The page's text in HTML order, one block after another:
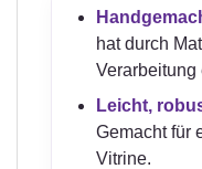
hat durch
Verarbeitung
Leicht,
Gemacht für
Vitrine.